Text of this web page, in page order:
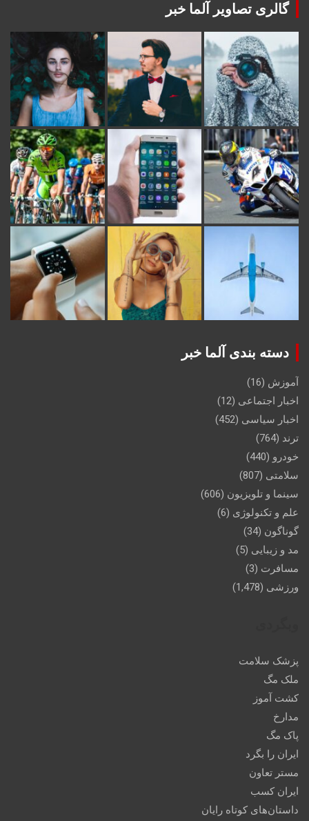
گالری تصاویر آلما خبر
دسته بندی آلما خبر
آموزش (16)
اخبار اجتماعی (12)
اخبار سیاسی (452)
ترند (764)
خودرو (440)
سلامتی (807)
سینما و تلویزیون (606)
علم و تکنولوژی (6)
گوناگون (34)
مد و زیبایی (5)
مسافرت (3)
ورزشی (1,478)
پزشک سلامت
ملک مگ
کشت آموز
مدارخ
پاک مگ
ایران را بگرد
مستر تعاون
ایران کسب
داستان‌های کوتاه رایان